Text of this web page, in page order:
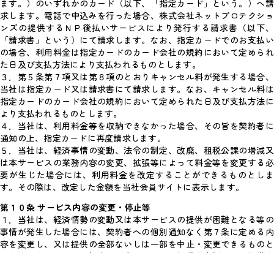
ます。）のいずれかのカード（以下、「指定カード」という。）へ請
求します。電話で申込みを行った場合、株式会社ネットプロテクショ
ンズの提供するＮＰ後払いサービスにより発行する請求書（以下、
「請求書」という）にて請求します。なお、指定カードでのお支払い
の場合、利用料金は指定カードのカード会社の規約において定められ
た日及び支払方法により支払われるものとします。
３．第５条第７項又は第８項のとおりキャンセル料が発生する場合、
当社は指定カード又は請求書にて請求します。なお、キャンセル料は
指定カードのカード会社の規約において定められた日及び支払方法に
より支払われるものとします。
４．当社は、利用料金等を収納できなかった場合、その旨を契約者に
通知の上、指定カードに再度請求します。
５．当社は、経済事情の変動、法令の制定、改廃、租税公課の増減又
は本サービスの業務内容の変更、拡張等によって料金等を変更する必
要が生じた場合には、利用料金を改定することができるものとしま
す。その際は、改定した金額を当社会員サイトに表示します。
第１０条 サービス内容の変更・停止等
１．当社は、経済情勢の変動又は本サービスの提供が困難となる等の
事情が発生した場合には、契約者への個別通知なく第７条に定める内
容を変更し、又は提供の全部ないしは一部を中止・変更できるものと